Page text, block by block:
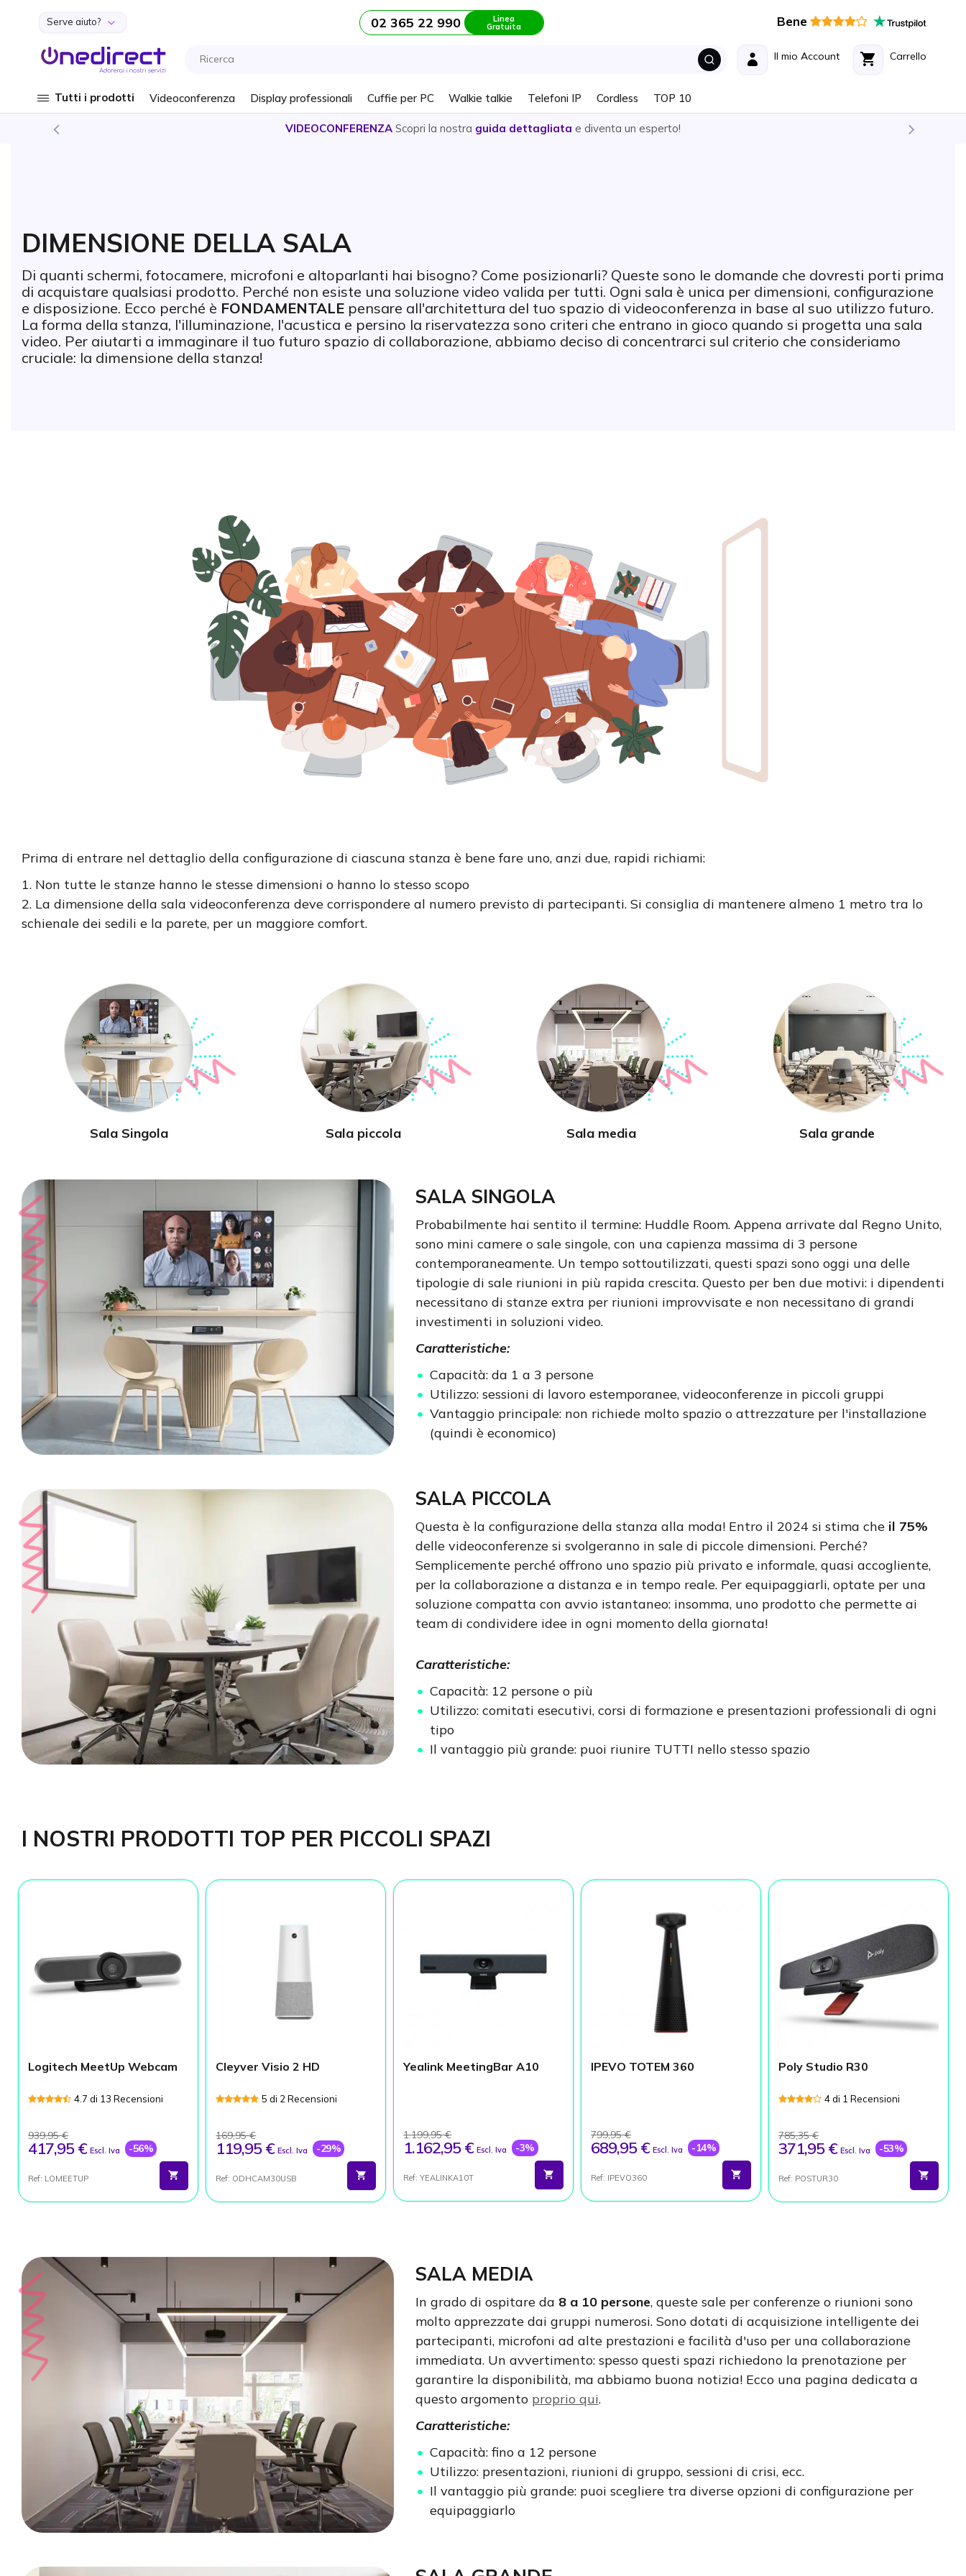
Salta al contenuto
Serve aiuto? 02 365 22 990 Linea
Gratuita Bene
Carrello
Il mio Account
Tutti i prodotti Videoconferenza Display professionali Cuffie per PC Walkie talkie Telefoni IP Cordless TOP 10
VIDEOCONFERENZA Scopri la nostra guida dettagliata e diventa un esperto!
DIMENSIONE DELLA SALA
Di quanti schermi, fotocamere, microfoni e altoparlanti hai bisogno? Come posizionarli? Queste sono le domande che dovresti porti prima
di acquistare qualsiasi prodotto. Perché non esiste una soluzione video valida per tutti. Ogni sala è unica per dimensioni, configurazione
e disposizione. Ecco perché è FONDAMENTALE pensare all'architettura del tuo spazio di videoconferenza in base al suo utilizzo futuro.
La forma della stanza, l'illuminazione, l'acustica e persino la riservatezza sono criteri che entrano in gioco quando si progetta una sala
video. Per aiutarti a immaginare il tuo futuro spazio di collaborazione, abbiamo deciso di concentrarci sul criterio che consideriamo
cruciale: la dimensione della stanza!
Prima di entrare nel dettaglio della configurazione di ciascuna stanza è bene fare uno, anzi due, rapidi richiami:
1. Non tutte le stanze hanno le stesse dimensioni o hanno lo stesso scopo
2. La dimensione della sala videoconferenza deve corrispondere al numero previsto di partecipanti. Si consiglia di mantenere almeno 1 metro tra lo
schienale dei sedili e la parete, per un maggiore comfort.
Sala Singola Sala piccola Sala media Sala grande
SALA SINGOLA
Probabilmente hai sentito il termine: Huddle Room. Appena arrivate dal Regno Unito,
sono mini camere o sale singole, con una capienza massima di 3 persone
contemporaneamente. Un tempo sottoutilizzati, questi spazi sono oggi una delle
tipologie di sale riunioni in più rapida crescita. Questo per ben due motivi: i dipendenti
necessitano di stanze extra per riunioni improvvisate e non necessitano di grandi
investimenti in soluzioni video.
Caratteristiche:
Capacità: da 1 a 3 persone
Utilizzo: sessioni di lavoro estemporanee, videoconferenze in piccoli gruppi
Vantaggio principale: non richiede molto spazio o attrezzature per l'installazione
(quindi è economico)
SALA PICCOLA
Questa è la configurazione della stanza alla moda! Entro il 2024 si stima che il 75%
delle videoconferenze si svolgeranno in sale di piccole dimensioni. Perché?
Semplicemente perché offrono uno spazio più privato e informale, quasi accogliente,
per la collaborazione a distanza e in tempo reale. Per equipaggiarli, optate per una
soluzione compatta con avvio istantaneo: insomma, uno prodotto che permette ai
team di condividere idee in ogni momento della giornata!
Caratteristiche:
Capacità: 12 persone o più
Utilizzo: comitati esecutivi, corsi di formazione e presentazioni professionali di ogni
tipo
Il vantaggio più grande: puoi riunire TUTTI nello stesso spazio
I NOSTRI PRODOTTI TOP PER PICCOLI SPAZI
Logitech MeetUp Webcam
4.7 di 13 Recensioni
939,95 €
417,95 € Escl. Iva -56%
Ref: LOMEETUP
Cleyver Visio 2 HD
5 di 2 Recensioni
169,95 €
119,95 € Escl. Iva -29%
Ref: ODHCAM30USB
Yealink MeetingBar A10
1.199,95 €
1.162,95 € Escl. Iva -3%
Ref: YEALINKA10T
IPEVO TOTEM 360
799,95 €
689,95 € Escl. Iva -14%
Ref: IPEVO360
Poly Studio R30
4 di 1 Recensioni
785,35 €
371,95 € Escl. Iva -53%
Ref: POSTUR30
SALA MEDIA
In grado di ospitare da 8 a 10 persone, queste sale per conferenze o riunioni sono
molto apprezzate dai gruppi numerosi. Sono dotati di acquisizione intelligente dei
partecipanti, microfoni ad alte prestazioni e facilità d'uso per una collaborazione
immediata. Un avvertimento: spesso questi spazi richiedono la prenotazione per
garantire la disponibilità, ma abbiamo buona notizia! Ecco una pagina dedicata a
questo argomento proprio qui.
Caratteristiche:
Capacità: fino a 12 persone
Utilizzo: presentazioni, riunioni di gruppo, sessioni di crisi, ecc.
Il vantaggio più grande: puoi scegliere tra diverse opzioni di configurazione per
equipaggiarlo